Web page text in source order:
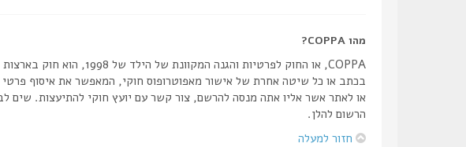
מהו COPPA?
הרשום להלן.
חזור למעלה